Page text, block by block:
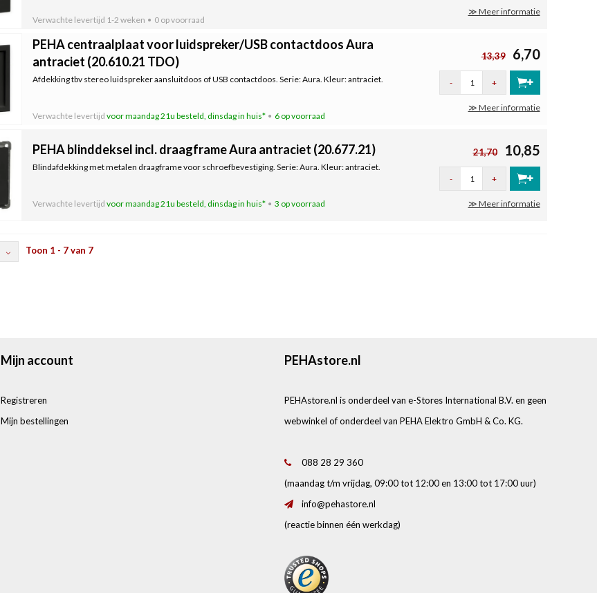
Verwachte levertijd 1-2 weken 0 op voorraad
≫ Meer informatie
PEHA centraalplaat voor luidspreker/USB contactdoos Aura
antraciet (20.610.21 TDO)
Afdekking tbv stereo luidspreker aansluitdoos of USB contactdoos. Serie: Aura. Kleur: antraciet.
Verwachte levertijd voor maandag 21u besteld, dinsdag in huis* 6 op voorraad
13,39 6,70
- +
≫ Meer informatie
PEHA blinddeksel incl. draagframe Aura antraciet (20.677.21)
Blindafdekking met metalen draagframe voor schroefbevestiging. Serie: Aura. Kleur: antraciet.
Verwachte levertijd voor maandag 21u besteld, dinsdag in huis* 3 op voorraad
21,70 10,85
- +
≫ Meer informatie
Toon 1 - 7 van 7
Mijn account
Registreren
Mijn bestellingen
PEHAstore.nl
PEHAstore.nl is onderdeel van e-Stores International B.V. en geen
webwinkel of onderdeel van PEHA Elektro GmbH & Co. KG.
088 28 29 360
(maandag t/m vrijdag, 09:00 tot 12:00 en 13:00 tot 17:00 uur)
info@pehastore.nl
(reactie binnen één werkdag)